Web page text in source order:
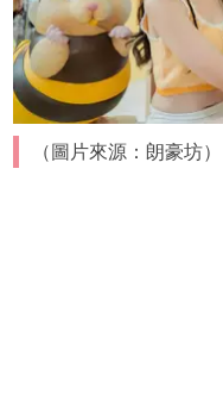
（圖片來源：朗豪坊）